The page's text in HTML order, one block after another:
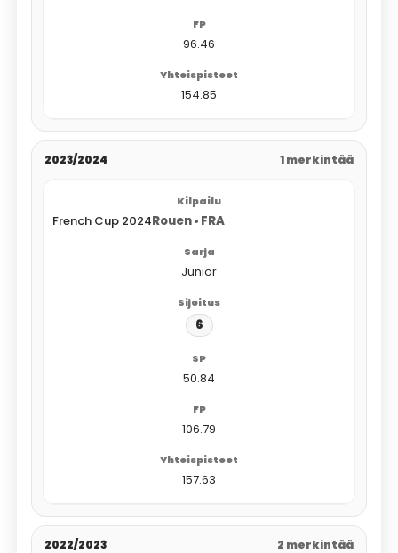
96.46
154.85
2023/2024 1 merkintää
French Cup 2024Rouen • FRA
Junior
6
50.84
106.79
157.63
2022/2023 2 merkintää